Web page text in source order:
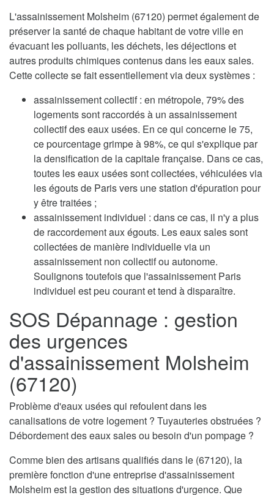
L'assainissement Molsheim (67120) permet également de
préserver la santé de chaque habitant de votre ville en
évacuant les polluants, les déchets, les déjections et
autres produits chimiques contenus dans les eaux sales.
Cette collecte se fait essentiellement via deux systèmes :
assainissement collectif : en métropole, 79% des
logements sont raccordés à un assainissement
collectif des eaux usées. En ce qui concerne le 75,
ce pourcentage grimpe à 98%, ce qui s'explique par
la densification de la capitale française. Dans ce cas,
toutes les eaux usées sont collectées, véhiculées via
les égouts de Paris vers une station d'épuration pour
y être traitées ;
assainissement individuel : dans ce cas, il n'y a plus
de raccordement aux égouts. Les eaux sales sont
collectées de manière individuelle via un
assainissement non collectif ou autonome.
Soulignons toutefois que l'assainissement Paris
individuel est peu courant et tend à disparaître.
SOS Dépannage : gestion
des urgences
d'assainissement Molsheim
(67120)
Problème d'eaux usées qui refoulent dans les
canalisations de votre logement ? Tuyauteries obstruées ?
Débordement des eaux sales ou besoin d'un pompage ?
Comme bien des artisans qualifiés dans le (67120), la
première fonction d'une entreprise d'assainissement
Molsheim est la gestion des situations d'urgence. Que